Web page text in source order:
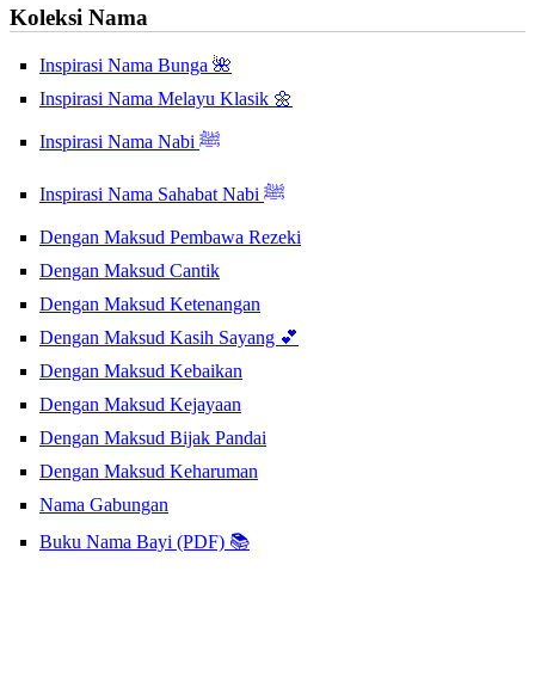
Koleksi Nama
Inspirasi Nama Bunga 🌺
Inspirasi Nama Melayu Klasik 🌼
Inspirasi Nama Nabi ﷺ
Inspirasi Nama Sahabat Nabi ﷺ
Dengan Maksud Pembawa Rezeki
Dengan Maksud Cantik
Dengan Maksud Ketenangan
Dengan Maksud Kasih Sayang 💕
Dengan Maksud Kebaikan
Dengan Maksud Kejayaan
Dengan Maksud Bijak Pandai
Dengan Maksud Keharuman
Nama Gabungan
Buku Nama Bayi (PDF) 📚